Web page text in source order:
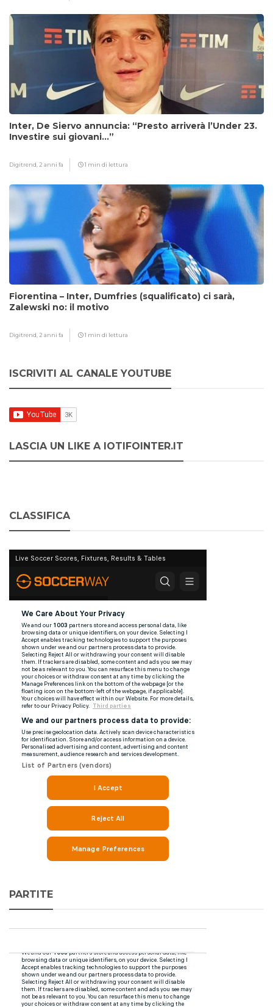
Inter, De Siervo annuncia: “Presto arriverà l’Under 23.
Investire sui giovani…”
Digitrend, 2 anni fa 1 min di lettura
Fiorentina – Inter, Dumfries (squalificato) ci sarà,
Zalewski no: il motivo
Digitrend, 2 anni fa 1 min di lettura
ISCRIVITI AL CANALE YOUTUBE
LASCIA UN LIKE A IOTIFOINTER.IT
CLASSIFICA
PARTITE